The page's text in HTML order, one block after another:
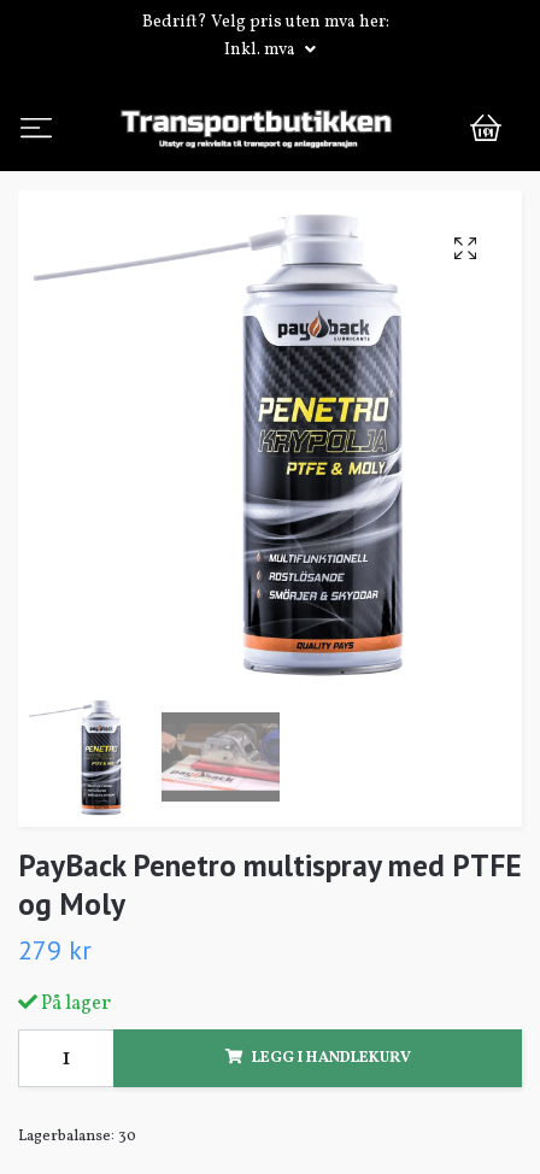
Bedrift? Velg pris uten mva her:
Inkl. mva
0
PayBack Penetro multispray med PTFE
og Moly
279 kr
På lager
LEGG I HANDLEKURV
Lagerbalanse: 30